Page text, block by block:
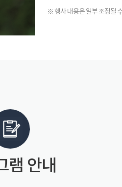
※ 행사 내용은 일부 조정될
램 안내